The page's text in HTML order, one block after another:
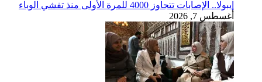
إيبولا.. الإصابات تتجاوز 4000 للمرة الأولى منذ تفشي الوباء
أغسطس 7, 2026